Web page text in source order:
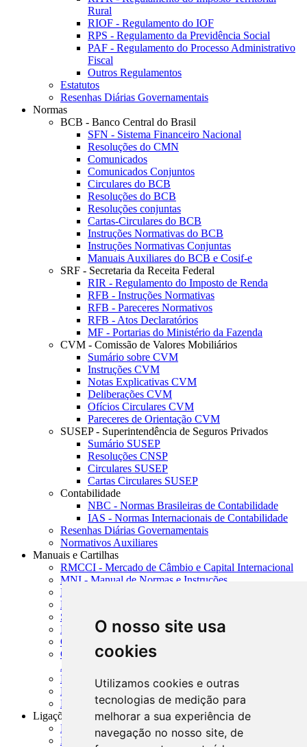
O nosso site usa
cookies
Utilizamos cookies e outras
tecnologias de medição para
melhorar a sua experiência de
navegação no nosso site, de
Rural
RIOF - Regulamento do IOF
RPS - Regulamento da Previdência Social
PAF - Regulamento do Processo Administrativo
Fiscal
Outros Regulamentos
Estatutos
Resenhas Diárias Governamentais
Normas
BCB - Banco Central do Brasil
SFN - Sistema Financeiro Nacional
Resoluções do CMN
Comunicados
Comunicados Conjuntos
Circulares do BCB
Resoluções do BCB
Resoluções conjuntas
Cartas-Circulares do BCB
Instruções Normativas do BCB
Instruções Normativas Conjuntas
Manuais Auxiliares do BCB e Cosif-e
SRF - Secretaria da Receita Federal
RIR - Regulamento do Imposto de Renda
RFB - Instruções Normativas
RFB - Pareceres Normativos
RFB - Atos Declaratórios
MF - Portarias do Ministério da Fazenda
CVM - Comissão de Valores Mobiliários
Sumário sobre CVM
Instruções CVM
Notas Explicativas CVM
Deliberações CVM
Ofícios Circulares CVM
Pareceres de Orientação CVM
SUSEP - Superintendência de Seguros Privados
Sumário SUSEP
Resoluções CNSP
Circulares SUSEP
Cartas Circulares SUSEP
Contabilidade
NBC - Normas Brasileiras de Contabilidade
IAS - Normas Internacionais de Contabilidade
Resenhas Diárias Governamentais
Normativos Auxiliares
Manuais e Cartilhas
RMCCI - Mercado de Câmbio e Capital Internacional
MNI - Manual de Normas e Instruções
MTVM - Manual de Títulos e Valores Mobiliários
MCR - Manual de Crédito Rural
SISORF - Manual de Organização do SFN
MASUP - Manual de Supervisão Bancária
CADOC - Catálogo de Documentos
CNAE-CONCLA - Classificação Nacional de
Atividades Econômicas
PMF - Cartilhas do BCB
Manuais Auxiliares do BCB e Cosif-e
Resenhas Diárias Governamentais
Ligações Externas
Links Úteis
Presidência da República